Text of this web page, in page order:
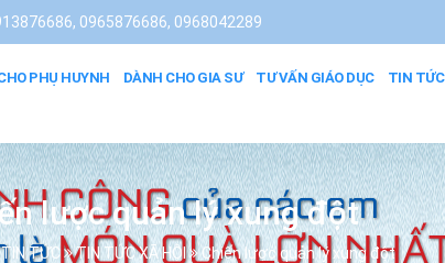
0965876686, 0968042289
PHỤ HUYNH DÀNH CHO GIA SƯ TƯ VẤN GIÁO DỤC TIN TỨC
lược quản lý xung đột
TIN TỨC TIN TỨC XÃ HỘI Chiến lược quản lý xung đột